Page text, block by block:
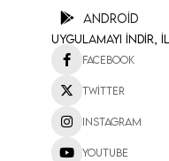
Android
Uygulamayı İndir,
Facebook
Twitter
Instagram
Youtube